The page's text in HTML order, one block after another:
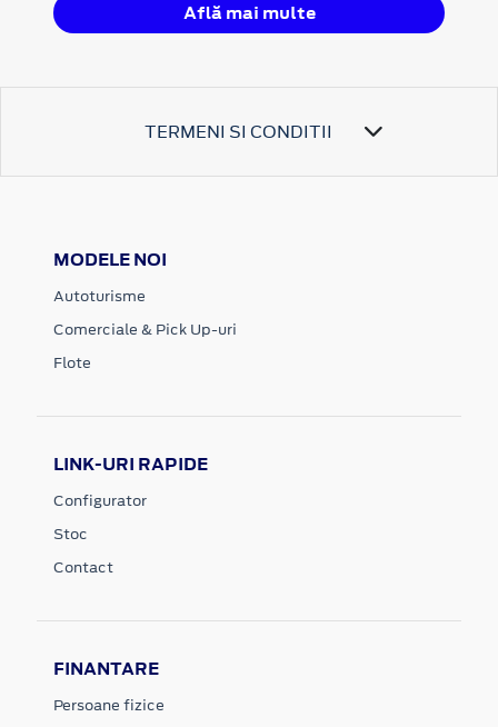
Află mai multe
TERMENI SI CONDITII
MODELE NOI
Autoturisme
Comerciale & Pick Up-uri
Flote
LINK-URI RAPIDE
Configurator
Stoc
Contact
FINANTARE
Persoane fizice